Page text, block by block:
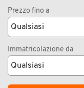
Prezzo fino a
Immatricolazione da